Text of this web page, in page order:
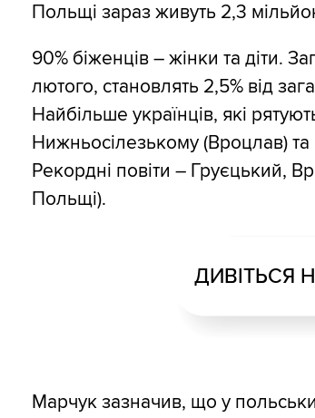
Польщі зараз живуть 2,3
90% біженців – жінки та діти.
лютого, становлять 2,5% від
Найбільше українців, які
Нижньосілезькому (Вроцлав)
Рекордні повіти – Груєцький,
Польщі).
ДИВІТЬСЯ
Марчук зазначив, що у